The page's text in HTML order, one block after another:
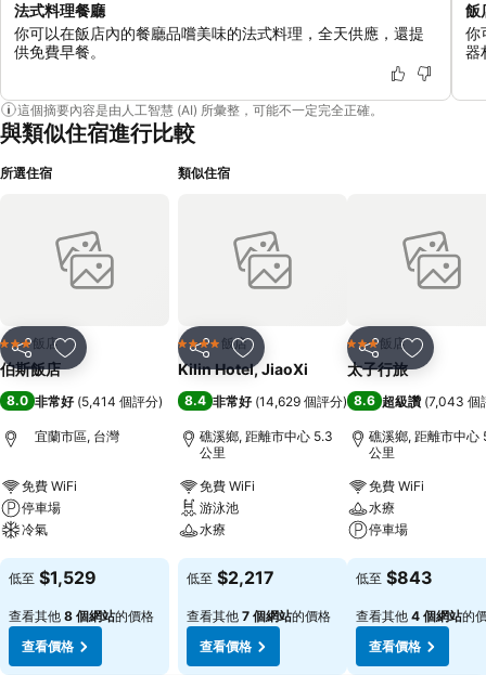
法式料理餐廳
你可以在飯店內的餐廳品嚐美味的法式料理，全天供應，還提
供免費早餐。
飯
你
器
這個摘要內容是由人工智慧 (AI) 所彙整，可能不一定完全正確。
與類似住宿進行比較
所選住宿
分享 加入我的最愛
3 星級飯店
伯斯飯店
8.0 非常好 (5,414 個評分)
宜蘭市區, 台灣
免費 WiFi
停車場
冷氣
查看價格
低至 $1,529
查看其他 8 個網站的價格
查看價格
類似住宿
分享 加入我的最愛
4 星級 飯店
Kilin Hotel, JiaoXi
8.4 非常好 (14,629 個評分)
礁溪鄉, 距離市中心 5.3
公里
免費 WiFi
游泳池
水療
查看價格
低至 $2,217
查看其他 7 個網站的價格
查看價格
分享 加入我的
3 星級飯店
太子行旅
8.6 超級讚 (7,043 個
礁溪鄉, 距離市中心
公里
免費 WiFi
水療
停車場
查看價格
低至 $843
查看其他 4 個網站的
查看價格